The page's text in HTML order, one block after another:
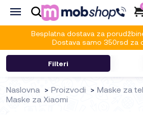
Besplatna dostava za
Dostava samo 350rsd za
Filteri
Naslovna Proizvodi
Maske za
Maske za Xiaomi